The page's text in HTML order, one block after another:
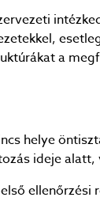
a
helye
ideje